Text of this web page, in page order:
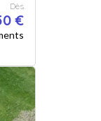
Dès
€